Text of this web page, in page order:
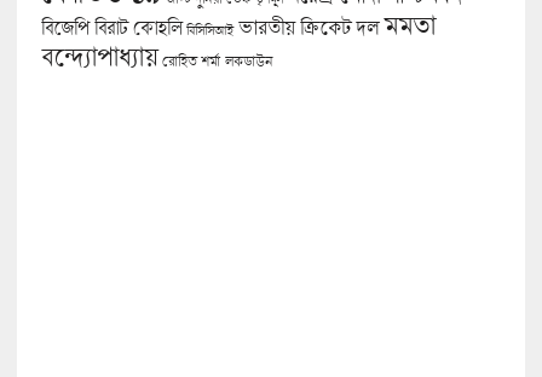
বিজেপি বিরাট কোহলি বিসিসিআই ভারতীয় ক্রিকেট দল মমতা
বন্দ্যোপাধ্যায় রোহিত শর্মা লকডাউন